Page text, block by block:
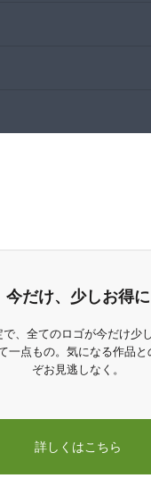
今だけ、少しお得に
、全てのロゴが今だけ少し
一点もの。気になる作品と
ぞお見逃しなく。
詳しくはこちら